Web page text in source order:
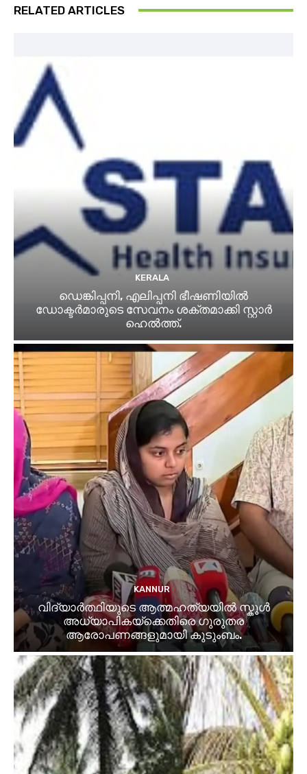
RELATED ARTICLES
KERALA
ഡെങ്കിപ്പനി, എലിപ്പനി ഭീഷണിയിൽ
ഡോക്ടർമാരുടെ സേവനം ശക്തമാക്കി സ്റ്റാർ
ഹെൽത്ത്.
KANNUR
വിദ്യാർത്ഥിയുടെ ആത്മഹത്യയിൽ സ്കൂൾ
അധ്യാപികയ്ക്കെതിരെ ഗുരുതര
ആരോപണങ്ങളുമായി കുടുംബം.